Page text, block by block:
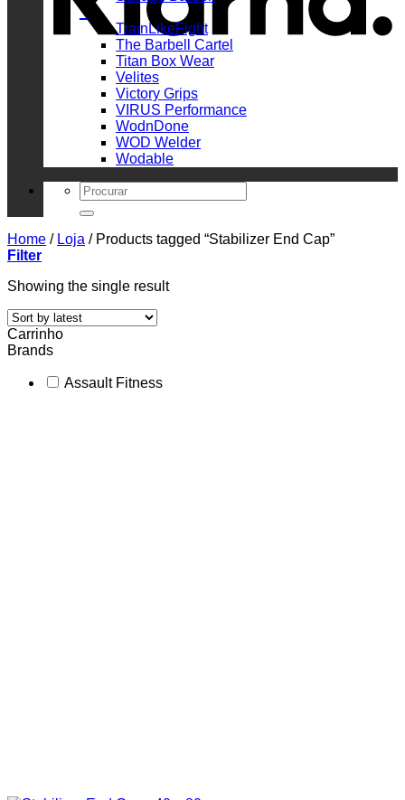
_
TrainLikeFight
The Barbell Cartel
Titan Box Wear
Velites
Victory Grips
VIRUS Performance
WodnDone
WOD Welder
Wodable
Search
for:
Home / Loja /Products tagged “Stabilizer End Cap”
Filter
Showing the single result
Carrinho
Brands
Assault Fitness